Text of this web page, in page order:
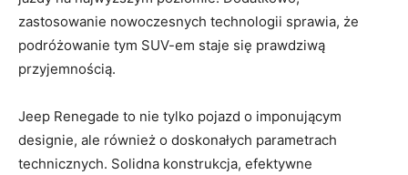
zastosowanie⁢ nowoczesnych technologii sprawia, że
podróżowanie tym SUV-em staje się prawdziwą​
przyjemnością.
Jeep Renegade to nie tylko pojazd​ o imponującym⁤
designie, ale również o doskonałych parametrach
technicznych. Solidna konstrukcja,⁣ efektywne